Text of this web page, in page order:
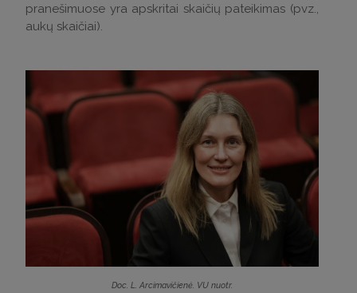
pranešimuose yra apskritai skaičių pateikimas (pvz.,
aukų skaičiai).
Doc. L. Arcimavičienė. VU nuotr.